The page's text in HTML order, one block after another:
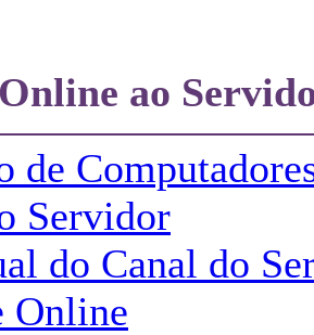
ao
de
Servidor
do Canal do
Online